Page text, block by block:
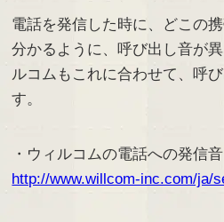
電話を発信した時に、どこの
分かるように、呼び出し音が
ルコムもこれに合わせて、呼
す。
・ウィルコムの電話への発信音
http://www.willcom-inc.com/ja/